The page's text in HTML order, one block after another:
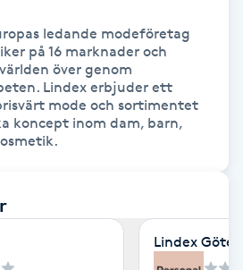
ledande modeföretag
på 16 marknader och
över genom
Lindex erbjuder ett
mode och sortimentet
koncept inom dam, barn,
Lindex